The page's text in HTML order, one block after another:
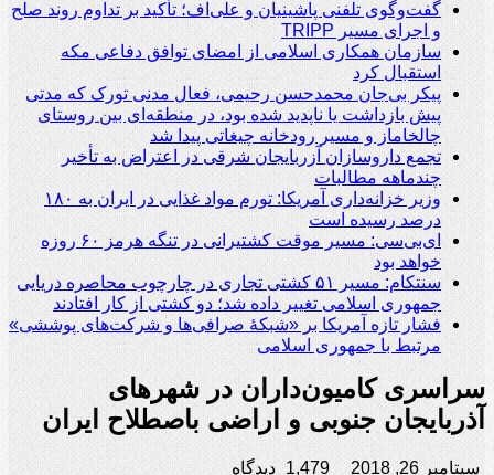
گفت‌وگوی تلفنی پاشینیان و علی‌اف؛ تأکید بر تداوم روند صلح
و اجرای مسیر TRIPP
سازمان همکاری اسلامی از امضای توافق دفاعی مکه
استقبال کرد
پیکر بی‌جان محمدحسن رحیمی، فعال مدنی تورک که مدتی
پیش بازداشت یا ناپدید شده بود، در منطقه‌ای بین روستای
چالخاماز و مسیر رودخانه چیغاتی پیدا شد
تجمع داروسازان آزربایجان شرقی در اعتراض به تأخیر
چندماهه مطالبات
وزیر خزانه‌داری آمریکا: تورم مواد غذایی در ایران به ۱۸۰
درصد رسیده است
ای‌بی‌سی: مسیر موقت کشتیرانی در تنگه هرمز ۶۰ روزه
خواهد بود
سنتکام: مسیر ۵۱ کشتی تجاری در چارچوب محاصره دریایی
جمهوری اسلامی تغییر داده شد؛ دو کشتی از کار افتادند
فشار تازه آمریکا بر «شبکۀ صرافی‌ها و شرکت‌های پوششی»
مرتبط با جمهوری اسلامی
سراسری کامیون‌داران در شهرهای
آذربایجان جنوبی و اراضی باصطلاح ایران
سپتامبر 26, 2018 1,479 دیدگاه